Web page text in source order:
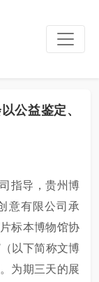
公益鉴定、
指导，贵州博
意有限公司承
标本博物馆协
以下简称文博
为期三天的展